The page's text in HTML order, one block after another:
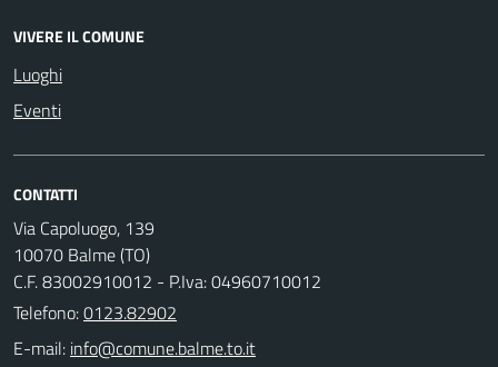
VIVERE IL COMUNE
Luoghi
Eventi
CONTATTI
Via Capoluogo, 139
10070 Balme (TO)
C.F. 83002910012 - P.Iva: 04960710012
Telefono:0123.82902
E-mail: